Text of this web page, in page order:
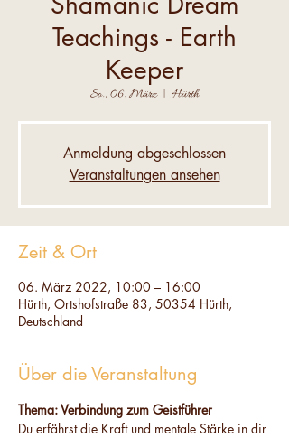
Teachings - Earth
Keeper
So., 06. März
  |
Hürth
Anmeldung abgeschlossen
Veranstaltungen ansehen
Zeit & Ort
06. März 2022, 10:00 – 16:00
Hürth, Ortshofstraße 83, 50354 Hürth,
Deutschland
Über die Veranstaltung
Thema: Verbindung zum Geistführer
Du erfährst die Kraft und mentale Stärke in dir